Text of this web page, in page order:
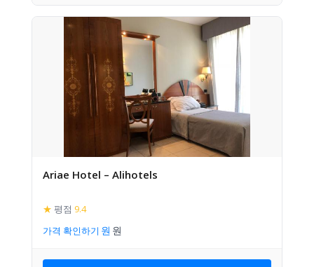
Ariae Hotel – Alihotels
★ 평점 9.4
가격 확인하기